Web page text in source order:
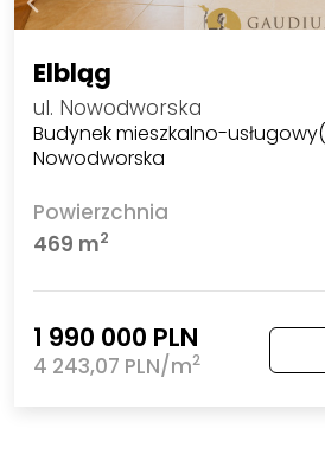
Elbląg
ul. Nowodworska
Budynek mieszkalno-
Nowodworska
Powierzchnia
469 m2
1 990 000 PLN
4 243,07 PLN/m2